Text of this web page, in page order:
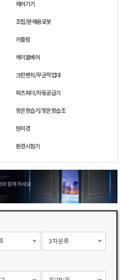
제어기기
조립/분해용로봇
카플링
케이블베어
크린벤치/무균작업대
파츠피더/자동공급기
항온항습기/항온항습조
현미경
환경시험기